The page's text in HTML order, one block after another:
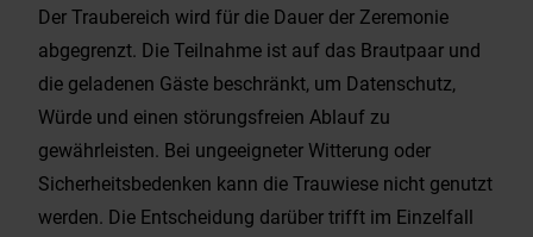
Der Traubereich wird für die Dauer der Zeremonie
abgegrenzt. Die Teilnahme ist auf das Brautpaar und
die geladenen Gäste beschränkt, um Datenschutz,
Würde und einen störungsfreien Ablauf zu
gewährleisten. Bei ungeeigneter Witterung oder
Sicherheitsbedenken kann die Trauwiese nicht genutzt
werden. Die Entscheidung darüber trifft im Einzelfall